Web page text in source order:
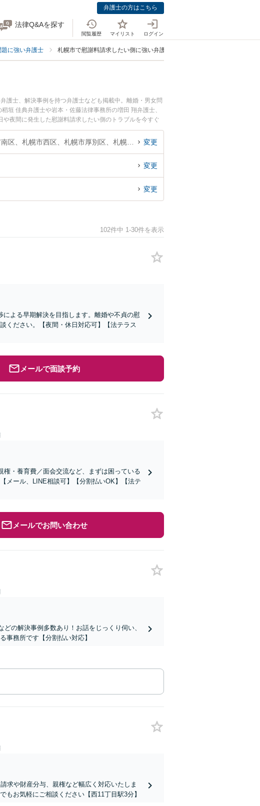
弁護士の方はこちら
法律Q&Aを探す
閲覧履歴 マイリスト ログイン
に強い弁護士 札幌市で慰謝料請求したい側に強い弁護士
護士、解決事例を持つ弁護士なども掲載中。離婚・男女問
垣 佳典弁護士や岩本・佐藤法律事務所の増田 翔弁護士、
夜間に発生した慰謝料請求したい側のトラブルを今すぐ
で慰謝料請求したい側を法律相談できる札幌市内の弁護士
変更
変更
変更
102件中 1-30件を表示
による早期解決を目指します。離婚や不貞の慰
ください。【夜間・休日対応可】【法テラス
メールで面談予約
権・養育費／面会交流など、まずは困っている
メール、LINE相談可】【分割払いOK】【法テ
メールでお問い合わせ
の解決事例多数あり！お話をじっくり伺い、
事務所です【分割払い対応】
求や財産分与、親権など幅広く対応いたしま
お気軽にご相談ください【西11丁目駅3分】